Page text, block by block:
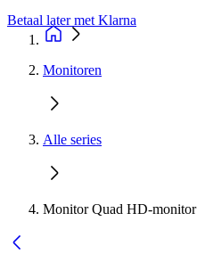
Betaal later met Klarna
Monitoren
Alle series
Monitor Quad HD-monitor